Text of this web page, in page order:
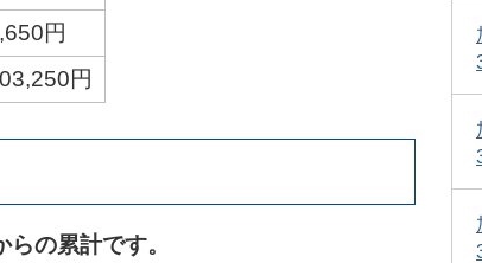
円
円
の累計です。